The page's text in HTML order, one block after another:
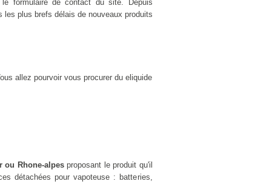
formulaire de contact du site. Depuis
les plus brefs délais de nouveaux produits
allez pourvoir vous procurer du eliquide
ou Rhone-alpesproposant le produit qu'il
détachées pour vapoteuse : batteries,